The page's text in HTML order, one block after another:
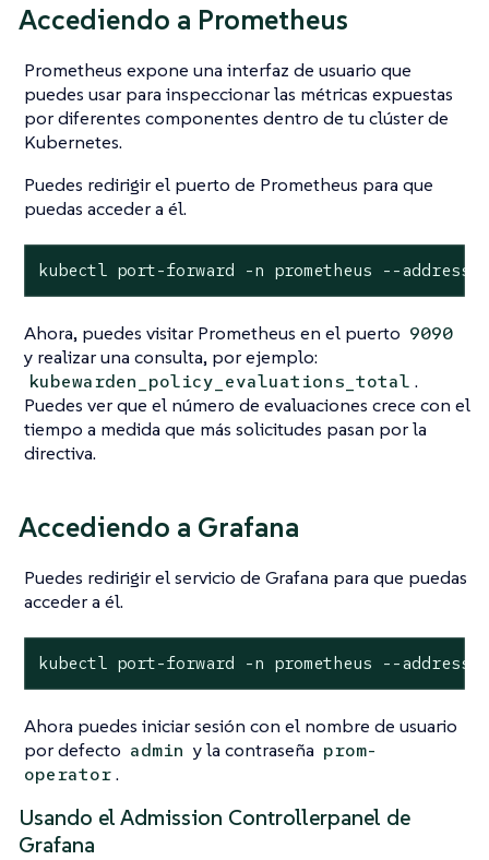
Accediendo a Prometheus
Prometheus expone una interfaz de usuario que
puedes usar para inspeccionar las métricas expuestas
por diferentes componentes dentro de tu clúster de
Kubernetes.
Puedes redirigir el puerto de Prometheus para que
puedas acceder a él.
kubectl port-forward -n prometheus --address
Ahora, puedes visitar Prometheus en el puerto 9090
y realizar una consulta, por ejemplo:
kubewarden_policy_evaluations_total .
Puedes ver que el número de evaluaciones crece con el
tiempo a medida que más solicitudes pasan por la
directiva.
Accediendo a Grafana
Puedes redirigir el servicio de Grafana para que puedas
acceder a él.
kubectl port-forward -n prometheus --address
Ahora puedes iniciar sesión con el nombre de usuario
por defecto admin y la contraseña prom-
operator.
Usando el Admission Controllerpanel de
Grafana